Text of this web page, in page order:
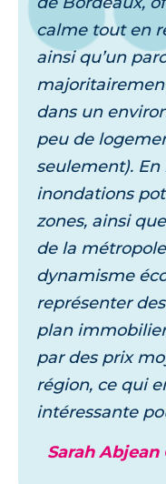
calme tout en
ainsi qu’un
dans un
peu de
seulement). En
inondations
zones, ainsi
de la
dynamisme
représenter
plan
par des prix
région, ce qui
intéressante
Sarah